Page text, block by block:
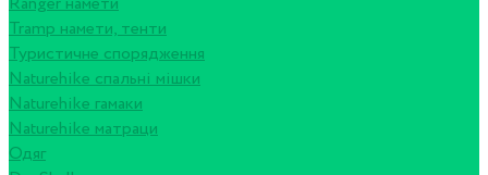
Tramp намети, тенти
Туристичне спорядження
Naturehike спальні мішки
Naturehike гамаки
Naturehike матраци
Одяг